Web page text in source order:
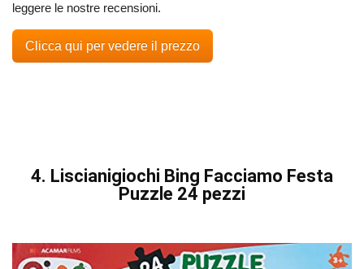
leggere le nostre recensioni.
Clicca qui per vedere il prezzo
4. Liscianigiochi Bing Facciamo Festa
Puzzle 24 pezzi